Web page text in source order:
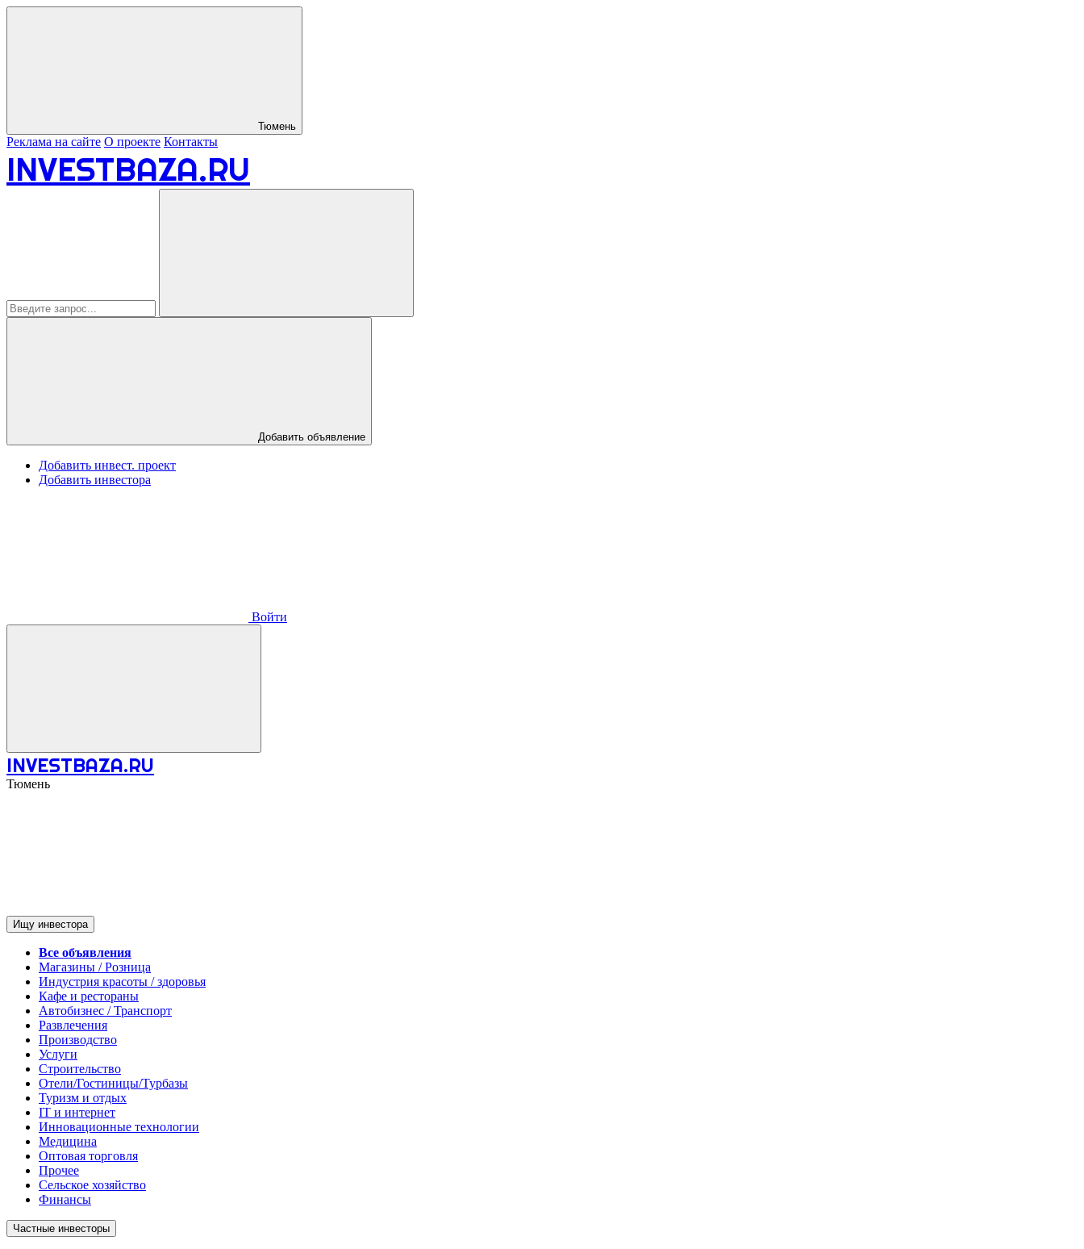
Тюмень
Реклама на сайте О проекте Контакты
INVESTBAZA.RU
Добавить объявление
Добавить инвест. проект
Добавить инвестора
Войти
INVESTBAZA.RU
Тюмень
Ищу инвестора
Все объявления
Магазины / Розница
Индустрия красоты / здоровья
Кафе и рестораны
Автобизнес / Транспорт
Развлечения
Производство
Услуги
Строительство
Отели/Гостиницы/Турбазы
Туризм и отдых
IT и интернет
Инновационные технологии
Медицина
Оптовая торговля
Прочее
Сельское хозяйство
Финансы
Частные инвесторы